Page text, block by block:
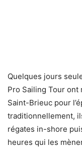
Quelques jours
Pro Sailing Tour
Saint-Brieuc pour
traditionnellement,
régates in-shore
heures qui les